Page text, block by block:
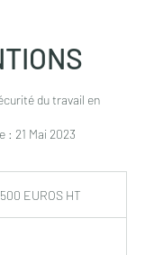
du travail en
: 21 Mai 2023
EUROS HT